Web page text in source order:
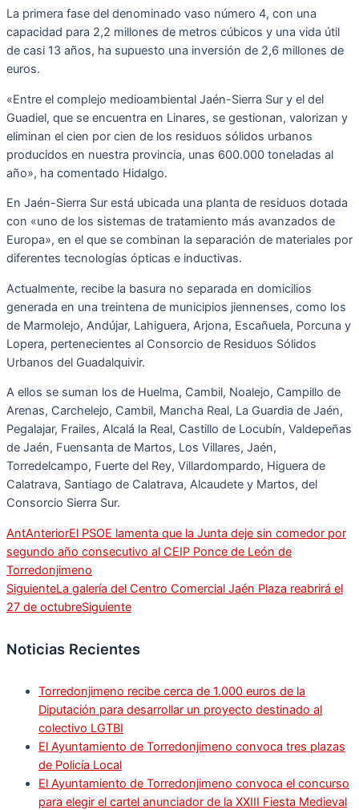
La primera fase del denominado vaso número 4, con una
capacidad para 2,2 millones de metros cúbicos y una vida útil
de casi 13 años, ha supuesto una inversión de 2,6 millones de
euros.
«Entre el complejo medioambiental Jaén-Sierra Sur y el del
Guadiel, que se encuentra en Linares, se gestionan, valorizan y
eliminan el cien por cien de los residuos sólidos urbanos
producidos en nuestra provincia, unas 600.000 toneladas al
año», ha comentado Hidalgo.
En Jaén-Sierra Sur está ubicada una planta de residuos dotada
con «uno de los sistemas de tratamiento más avanzados de
Europa», en el que se combinan la separación de materiales por
diferentes tecnologías ópticas e inductivas.
Actualmente, recibe la basura no separada en domicilios
generada en una treintena de municipios jiennenses, como los
de Marmolejo, Andújar, Lahiguera, Arjona, Escañuela, Porcuna y
Lopera, pertenecientes al Consorcio de Residuos Sólidos
Urbanos del Guadalquivir.
A ellos se suman los de Huelma, Cambil, Noalejo, Campillo de
Arenas, Carchelejo, Cambil, Mancha Real, La Guardia de Jaén,
Pegalajar, Frailes, Alcalá la Real, Castillo de Locubín, Valdepeñas
de Jaén, Fuensanta de Martos, Los Villares, Jaén,
Torredelcampo, Fuerte del Rey, Villardompardo, Higuera de
Calatrava, Santiago de Calatrava, Alcaudete y Martos, del
Consorcio Sierra Sur.
AntAnteriorEl PSOE lamenta que la Junta deje sin comedor por
segundo año consecutivo al CEIP Ponce de León de
Torredonjimeno
SiguienteLa galería del Centro Comercial Jaén Plaza reabrirá el
27 de octubreSiguiente
Noticias Recientes
Torredonjimeno recibe cerca de 1.000 euros de la
Diputación para desarrollar un proyecto destinado al
colectivo LGTBI
El Ayuntamiento de Torredonjimeno convoca tres plazas
de Policía Local
El Ayuntamiento de Torredonjimeno convoca el concurso
para elegir el cartel anunciador de la XXIII Fiesta Medieval